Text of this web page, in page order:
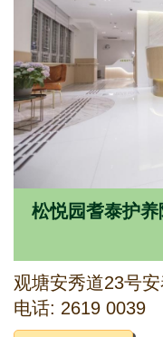
松悦园耆泰护
电话: 2619 0039